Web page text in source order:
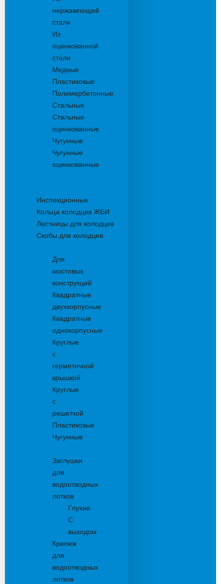
нержавеющей
стали
Из
оцинкованной
стали
Медные
Пластиковые
Полимербетонные
Стальные
Стальные
оцинкованные
Чугунные
Чугунные
оцинкованные
Инспекционные
Кольца колодцев ЖБИ
Лестницы для колодцев
Скобы для колодцев
Для
мостовых
конструкций
Квадратные
двухкорпусные
Квадратные
однокорпусные
Круглые
с
герметичной
крышкой
Круглые
с
решеткой
Пластиковые
Чугунные
Заглушки
для
водоотводных
лотков
Глухие
С
выходом
Крепеж
для
водоотводных
лотков